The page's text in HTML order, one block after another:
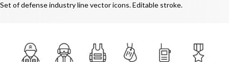
Set of defense industry line vector icons. Editable stroke.